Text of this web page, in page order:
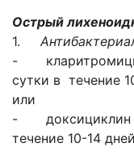
Острый
1.
-
сутки в течение
или
- доксициклин
течение 10-14